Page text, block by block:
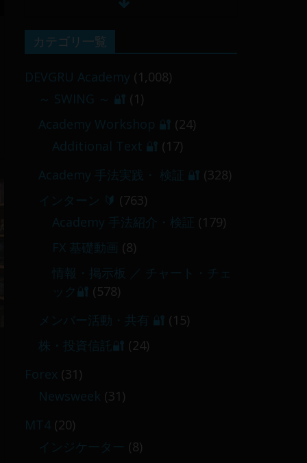
2026-02-09 ／ 損切り
2026-02-09
【 メンバー限定 】
2026-03-05～06
2026-03-06
カテゴリ一覧
DEVGRU Academy (1,008)
～ SWING ～ 🔐 (1)
Academy Workshop 🔐 (24)
Additional Text 🔐 (17)
Academy 手法実践・ 検証 🔐 (328)
インターン 🔰 (763)
Academy 手法紹介・検証 (179)
FX 基礎動画 (8)
情報・掲示板 ／ チャート・チェ
ック🔐 (578)
メンバー活動・共有 🔐 (15)
株・投資信託🔐 (24)
Forex (31)
Newsweek (31)
MT4(20)
インジケーター (8)